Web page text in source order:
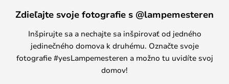
Zdieľajte svoje fotografie s @lampemesteren
Inšpirujte sa a nechajte sa inšpirovať od jedného
jedinečného domova k druhému. Označte svoje
fotografie #yesLampemesteren a možno tu uvidíte svoj
domov!